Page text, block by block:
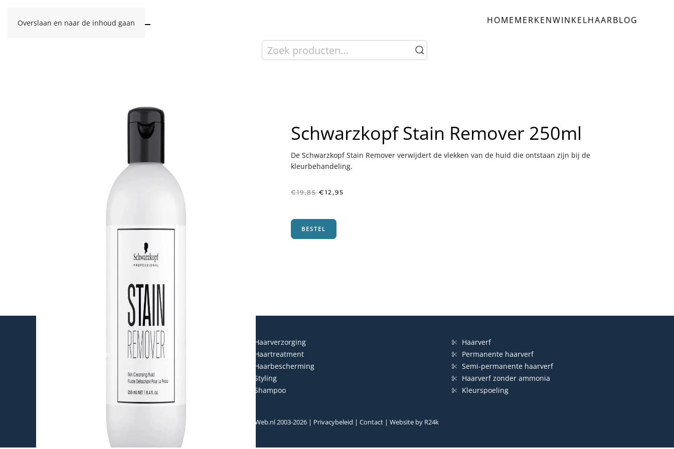
Overslaan en naar de inhoud gaan HOMEMERKENWINKELHAARBLOG
Zoeken
naar:
Schwarzkopf Stain Remover 250ml
De Schwarzkopf Stain Remover verwijdert de vlekken van de huid die ontstaan zijn bij de
kleurbehandeling.
€19,85 Oorspronkelijke
€ 12,95
BESTEL
Haarverzorging
Haartreatment
Haarbescherming
Styling
Shampoo
Haarverf
Permanente haarverf
Semi-permanente haarverf
Haarverf zonder ammonia
Kleurspoeling
© HairWeb.nl 2003-2026 | Privacybeleid | Contact | Website by R24k